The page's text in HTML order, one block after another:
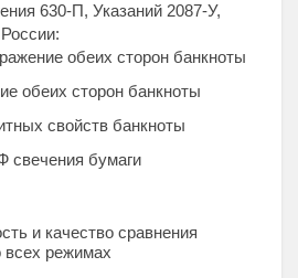
630-П, Указаний 2087-У,
обеих сторон банкноты
обеих сторон банкноты
свойств банкноты
свечения бумаги
и качество сравнения
всех режимах